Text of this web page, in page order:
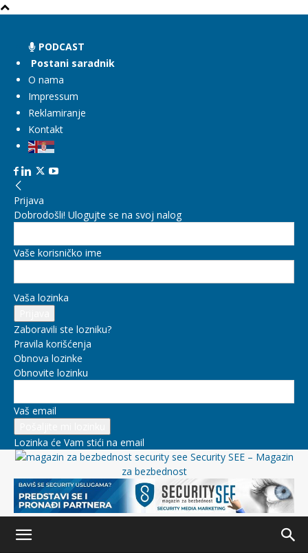
PODCAST
Postani saradnik
O nama
Impressum
Reklamiranje
Kontakt
Prijava
Dobrodošli! Ulogujte se na svoj nalog
Vaše korisničko ime
Vaša lozinka
Zaboravili ste lozniku?
Pravila korišćenja
Obnova lozinke
Obnovite lozinku
Vaš email
Lozinka će Vam stići na email
Security SEE – Magazin
za bezbednost